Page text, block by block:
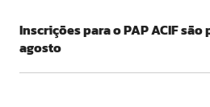
Inscrições para o PAP ACIF são
agosto